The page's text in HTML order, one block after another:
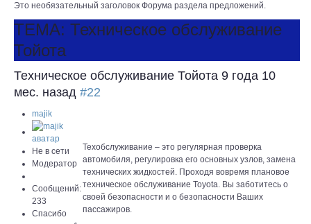
Это необязательный заголовок Форума раздела предложений.
ТЕМА: Техническое обслуживание
Тойота
Техническое обслуживание Тойота 9 года 10
мес. назад #22
majik
Не в сети
Модератор
Сообщений:
233
Спасибо
Техобслуживание – это регулярная проверка
автомобиля, регулировка его основных узлов, замена
технических жидкостей. Проходя вовремя плановое
техническое обслуживание Toyota. Вы заботитесь о
своей безопасности и о безопасности Ваших
пассажиров.